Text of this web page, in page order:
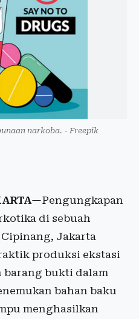
narkoba. - Freepik
—Pengungkapan
di sebuah
Jakarta
produksi ekstasi
barang bukti dalam
bahan baku
menghasilkan